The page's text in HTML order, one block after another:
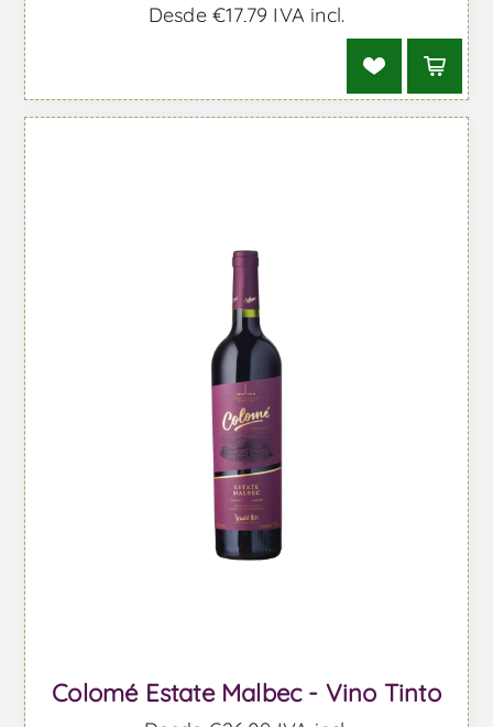
Desde €17,79 IVA incl.
Colomé Estate Malbec - Vino Tinto